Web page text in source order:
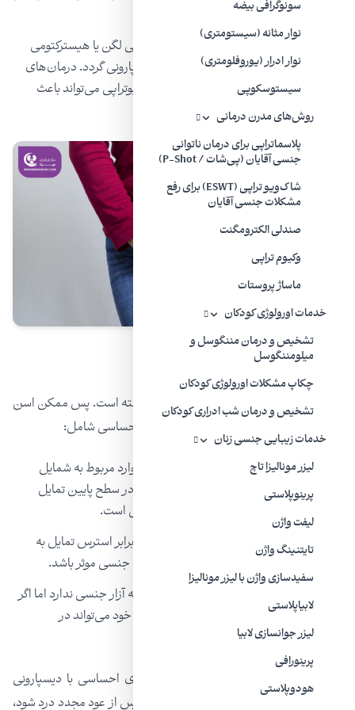
سونوگرافی بیضه
نوار مثانه (سیستومتری)
نوار ادرار (یوروفلومتری)
سیستوسکوپی
روش‌های مدرن درمانی
پلاسماتراپی برای درمان ناتوانی
جنسی آقایان (پی‌شات / P-Shot)
شاک‌ویو تراپی (ESWT) برای رفع
مشکلات جنسی آقایان
صندلی الکترومگنت
وکیوم تراپی
ماساژ پروستات
خدمات اورولوژی کودکان
تشخیص و درمان مننگوسل و
میلومننگوسل
چکاپ مشکلات اورولوژی کودکان
تشخیص و درمان شب ادراری کودکان
خدمات زیبایی جنسی زنان
لیزر مونالیزا تاچ
پرینوپلاستی
لیفت واژن
تایتنینگ واژن
سفیدسازی واژن با لیزر مونالیزا
لابیاپلاستی
ليزر جوانسازی لابیا
پرینورافی
هودوپلاستی
کیست‌های تخمدان.
جراحی یا درمان پزشکی:اسکار ناشی از جراحی لگن یا هیسترکتومی
(عمل برداشت کامل رحم) می‌تواند باعث دیسپارونی گردد. درمان‌های
پزشکی برای سرطان مثل شیمی‌درمانی یا رادیوتراپی می‌تواند باعث
دیسپارونی شوند.
فاکتورهای عاطفی در دیسپارونی
احساسات عمیقا با فعالیت جنسی درهم آمیخته است. پس ممکن اسن
در دیسپارونی نقش داشته باشد. فاکتورهای احساسی شامل:
مشکلات روانشناختی:
اضطراب، افسردگی، موارد مربوط به شمایل
ظاهری شما، ترس از نزدیکی و مشکلات رابطه در سطح پایین تمایل
جنسی و یک نتیجه دردناک یا آزاردهنده دخیل است.
استرس:در زندگی ،عضلات کف لگنی شما در برابر استرس تمایل به
انقباض دارند. این می‌تواند در درد حین رابطه جنسی موثر باشد.
سابقه آزار جنسی:
هرکسی با دیسپارونی، سابقه آزار جنسی ندارد اما اگر
مورد آزار و اذیت جنسی قرار گرفته باشید، این خود می‌تواند در
دیسپارونی موثر باشد.
می‌تواند سخت باشد بگوییم که آیا فاکتورهای احساسی با دیسپارونی
مرتبط است یا نه. درد آغازین می‌تواند باعث ترس از عود مجدد درد شود،